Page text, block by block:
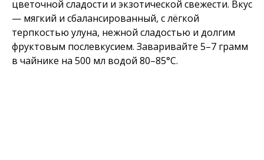
цветочной сладости и экзотической свежести. Вкус
— мягкий и сбалансированный, с лёгкой
терпкостью улуна, нежной сладостью и долгим
фруктовым послевкусием. Заваривайте 5–7 грамм
в чайнике на 500 мл водой 80–85°C.